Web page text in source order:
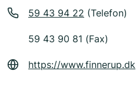
59 43 94 22 (Telefon)
59 43 90 81 (Fax)
https://www.finnerup.dk